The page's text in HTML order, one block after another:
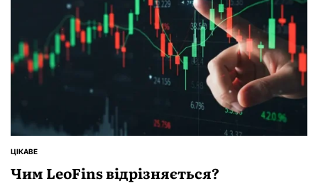
ОПУБЛІКУВАТИ
ЦІКАВЕ
Чим LeoFins відрізняється?